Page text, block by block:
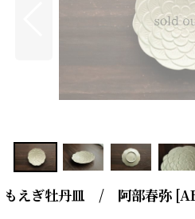
もえぎ牡丹皿 / 阿部春弥 [